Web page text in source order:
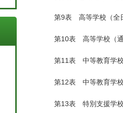
第9表 高等学校（全日制・
第10表 高等学校（通信制
第11表 中等教育学校の学
第12表 中等教育学校の
第13表 特別支援学校の学